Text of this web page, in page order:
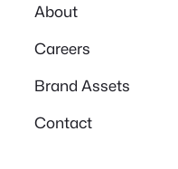
About
Careers
Brand Assets
Contact